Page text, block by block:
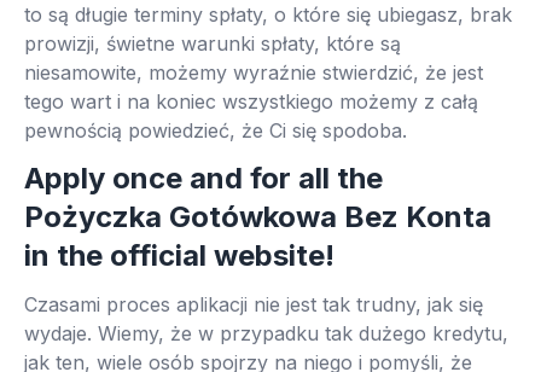
to są długie terminy spłaty, o które się ubiegasz, brak
prowizji, świetne warunki spłaty, które są
niesamowite, możemy wyraźnie stwierdzić, że jest
tego wart i na koniec wszystkiego możemy z całą
pewnością powiedzieć, że Ci się spodoba.
Apply once and for all the
Pożyczka Gotówkowa Bez Konta
in the official website!
Czasami proces aplikacji nie jest tak trudny, jak się
wydaje. Wiemy, że w przypadku tak dużego kredytu,
jak ten, wiele osób spojrzy na niego i pomyśli, że